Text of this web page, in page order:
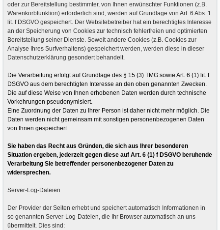
oder zur Bereitstellung bestimmter, von Ihnen erwünschter Funktionen (z.B.
Warenkorbfunktion) erforderlich sind, werden auf Grundlage von Art. 6 Abs. 1
lit. f DSGVO gespeichert. Der Websitebetreiber hat ein berechtigtes Interesse
an der Speicherung von Cookies zur technisch fehlerfreien und optimierten
Bereitstellung seiner Dienste. Soweit andere Cookies (z.B. Cookies zur
Analyse Ihres Surfverhaltens) gespeichert werden, werden diese in dieser
Datenschutzerklärung gesondert behandelt.
Die Verarbeitung erfolgt auf Grundlage des § 15 (3) TMG sowie Art. 6 (1) lit. f
DSGVO aus dem berechtigten Interesse an den oben genannten Zwecken.
Die auf diese Weise von Ihnen erhobenen Daten werden durch technische
Vorkehrungen pseudonymisiert.
Eine Zuordnung der Daten zu Ihrer Person ist daher nicht mehr möglich. Die
Daten werden nicht gemeinsam mit sonstigen personenbezogenen Daten
von Ihnen gespeichert.
Sie haben das Recht aus Gründen, die sich aus Ihrer besonderen
Situation ergeben, jederzeit gegen diese auf Art. 6 (1) f DSGVO beruhende
Verarbeitung Sie betreffender personenbezogener Daten zu
widersprechen.
Server-Log-Dateien
Der Provider der Seiten erhebt und speichert automatisch Informationen in
so genannten Server-Log-Dateien, die Ihr Browser automatisch an uns
übermittelt. Dies sind: